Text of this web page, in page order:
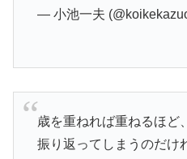
— 小池一夫
歳を重ねれば重ねるほど
振り返ってしまうのだけ